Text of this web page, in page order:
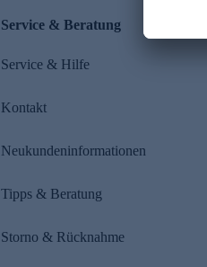
Service & Beratung
Service & Hilfe
Kontakt
Neukundeninformationen
Tipps & Beratung
Storno & Rücknahme